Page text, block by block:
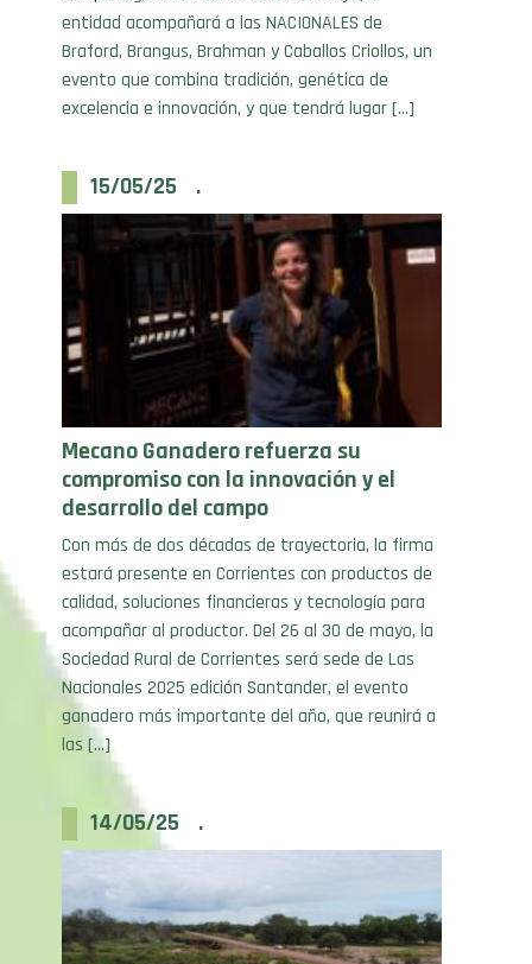
Braford, Brangus, Brahman y Caballos Criollos, un
evento que combina tradición, genética de
excelencia e innovación, y que tendrá lugar […]
Mecano Ganadero refuerza su
compromiso con la innovación y el
desarrollo del campo
Con más de dos décadas de trayectoria, la firma
estará presente en Corrientes con productos de
calidad, soluciones financieras y tecnología para
acompañar al productor. Del 26 al 30 de mayo, la
Sociedad Rural de Corrientes será sede de Las
Nacionales 2025 edición Santander, el evento
ganadero más importante del año, que reunirá a
las […]
14/05/25 .